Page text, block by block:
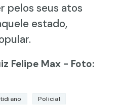
pelos seus atos
estado,
Felipe Max - Foto:
Policial